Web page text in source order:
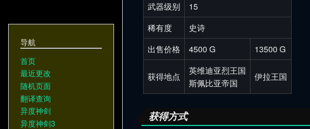
武器级别
15
稀有度
史诗
出售价格
4500 G 13500 G
获得地点
英维迪亚烈王国
斯佩比亚帝国
伊拉王国
获得方式
导航
首页
最近更改
随机页面
翻译查询
异度神剑
异度神剑3